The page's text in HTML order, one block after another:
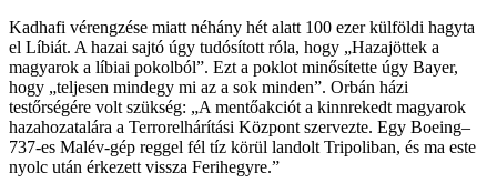
Kadhafi vérengzése miatt néhány hét alatt 100 ezer külföldi hagyta
el Líbiát. A hazai sajtó úgy tudósított róla, hogy „Hazajöttek a
magyarok a líbiai pokolból”. Ezt a poklot minősítette úgy Bayer,
hogy „teljesen mindegy mi az a sok minden”. Orbán házi
testőrségére volt szükség: „A mentőakciót a kinnrekedt magyarok
hazahozatalára a Terrorelhárítási Központ szervezte. Egy Boeing–
737-es Malév-gép reggel fél tíz körül landolt Tripoliban, és ma este
nyolc után érkezett vissza Ferihegyre.”